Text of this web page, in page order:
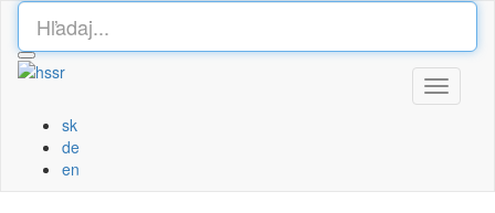
Toggle
sk
de
en